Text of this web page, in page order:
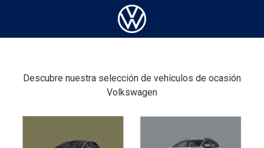
Descubre nuestra selección de vehículos de ocasión
Volkswagen